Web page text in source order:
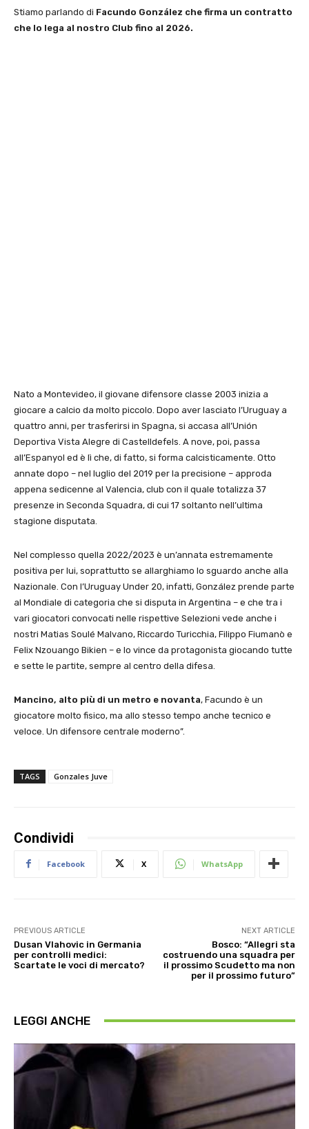
Stiamo parlando di Facundo González che firma un contratto
che lo lega al nostro Club fino al 2026.
Nato a Montevideo, il giovane difensore classe 2003 inizia a
giocare a calcio da molto piccolo. Dopo aver lasciato l’Uruguay a
quattro anni, per trasferirsi in Spagna, si accasa all’Unión
Deportiva Vista Alegre di Castelldefels. A nove, poi, passa
all’Espanyol ed è lì che, di fatto, si forma calcisticamente. Otto
annate dopo – nel luglio del 2019 per la precisione – approda
appena sedicenne al Valencia, club con il quale totalizza 37
presenze in Seconda Squadra, di cui 17 soltanto nell’ultima
stagione disputata.
Nel complesso quella 2022/2023 è un’annata estremamente
positiva per lui, soprattutto se allarghiamo lo sguardo anche alla
Nazionale. Con l’Uruguay Under 20, infatti, González prende parte
al Mondiale di categoria che si disputa in Argentina – e che tra i
vari giocatori convocati nelle rispettive Selezioni vede anche i
nostri Matias Soulé Malvano, Riccardo Turicchia, Filippo Fiumanò e
Felix Nzouango Bikien – e lo vince da protagonista giocando tutte
e sette le partite, sempre al centro della difesa.
Mancino, alto più di un metro e novanta, Facundo è un
giocatore molto fisico, ma allo stesso tempo anche tecnico e
veloce. Un difensore centrale moderno”.
TAGS Gonzales Juve
Condividi
Facebook X WhatsApp
PREVIOUS ARTICLE
Dusan Vlahovic in Germania
per controlli medici:
Scartate le voci di mercato?
NEXT ARTICLE
Bosco: “Allegri sta
costruendo una squadra per
il prossimo Scudetto ma non
per il prossimo futuro”
LEGGI ANCHE